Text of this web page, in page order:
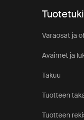
Tuotetuki
Varaosat ja
Avaimet ja
Takuu
Tuotteen
Tuotteen